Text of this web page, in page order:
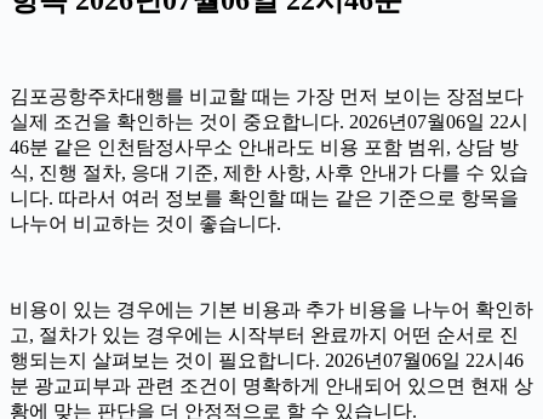
김포공항주차대행를 비교할 때는 가장 먼저 보이는 장점보다
실제 조건을 확인하는 것이 중요합니다. 2026년07월06일 22시
46분 같은 인천탐정사무소 안내라도 비용 포함 범위, 상담 방
식, 진행 절차, 응대 기준, 제한 사항, 사후 안내가 다를 수 있습
니다. 따라서 여러 정보를 확인할 때는 같은 기준으로 항목을
나누어 비교하는 것이 좋습니다.
비용이 있는 경우에는 기본 비용과 추가 비용을 나누어 확인하
고, 절차가 있는 경우에는 시작부터 완료까지 어떤 순서로 진
행되는지 살펴보는 것이 필요합니다. 2026년07월06일 22시46
분 광교피부과 관련 조건이 명확하게 안내되어 있으면 현재 상
황에 맞는 판단을 더 안정적으로 할 수 있습니다.